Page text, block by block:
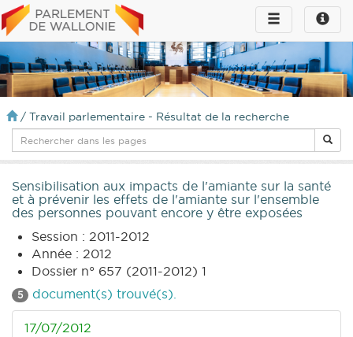
Toggle
infos
Toggle
navigation
/ Travail parlementaire - Résultat de la recherche
Sensibilisation aux impacts de l'amiante sur la santé
et à prévenir les effets de l'amiante sur l'ensemble
des personnes pouvant encore y être exposées
Session : 2011-2012
Année : 2012
Dossier n° 657 (2011-2012) 1
5 document(s) trouvé(s).
17/07/2012